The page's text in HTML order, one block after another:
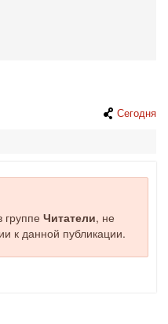
Сегодня
Читатели, не
к данной публикации.